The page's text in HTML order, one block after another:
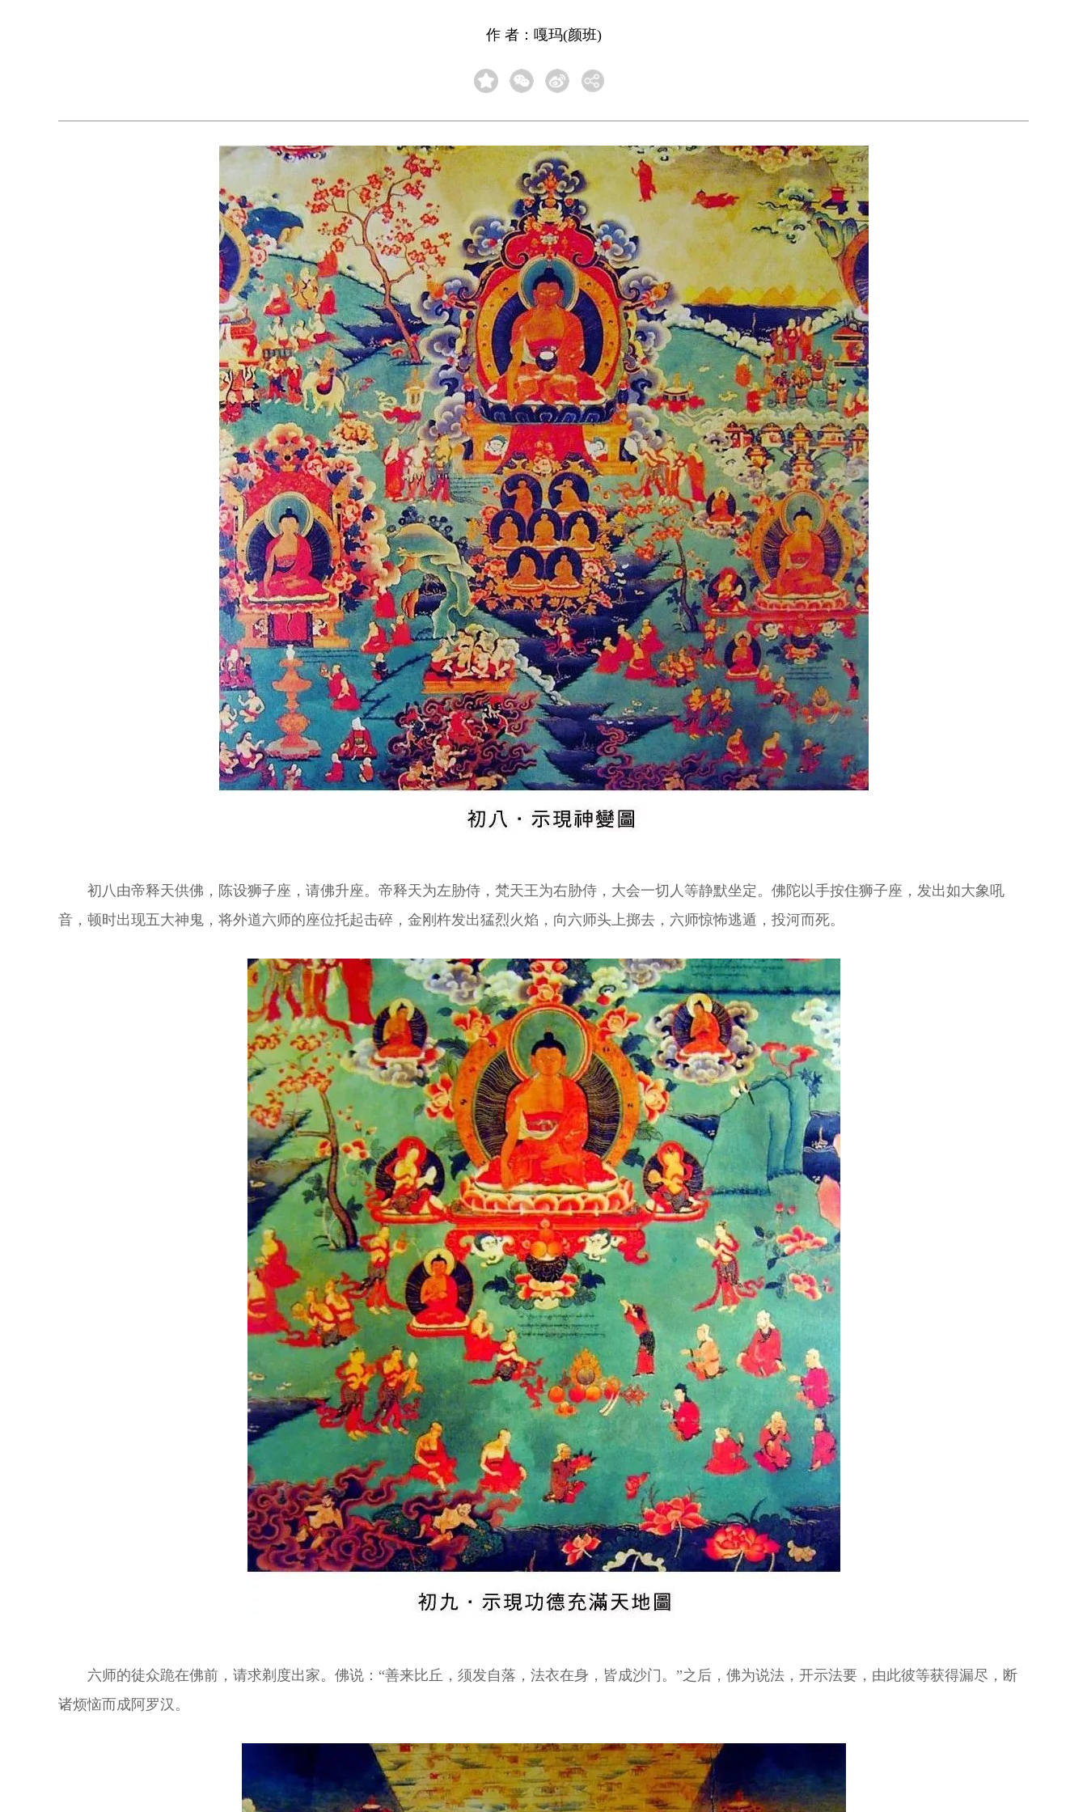
作 者：嘎玛(颜班)
初八由帝释天供佛，陈设狮子座，请佛升座。帝释天为左胁侍，梵天王为右胁侍，大会一切人等静默坐定。佛陀以手按住狮子座，发出如大象吼
音，顿时出现五大神鬼，将外道六师的座位托起击碎，金刚杵发出猛烈火焰，向六师头上掷去，六师惊怖逃遁，投河而死。
六师的徒众跪在佛前，请求剃度出家。佛说：“善来比丘，须发自落，法衣在身，皆成沙门。”之后，佛为说法，开示法要，由此彼等获得漏尽，断
诸烦恼而成阿罗汉。